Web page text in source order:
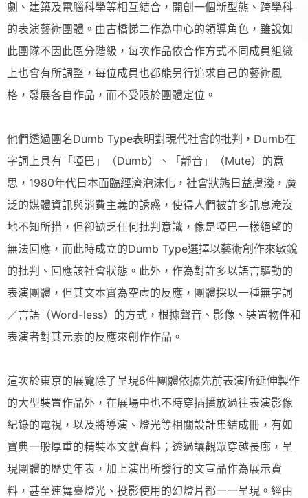
劇、建築及電腦科學等相互結合，開創一個新型態、跨學科
的表演藝術團體。由古橋悌二作為中心的領導角色，雖說如
此團隊不因此區分階級，每次作品依合作方式不同成員組織
上也會有所調整，每位成員也都能另行追求自己的藝術風
格，發展各自作品，而不受限於團體定位。
他們透過團名Dumb Type表明對現代社會的批判，Dumb在
字詞上具有「啞巴」（Dumb）、「靜音」（Mute）的意
思，1980年代日本面臨經濟泡沫化，社會狀態日益膚淺，廣
泛的媒體資訊與消費主義的誘惑，使得人們被許多訊息淹沒
地不知所措，但卻缺乏任何批判意識，像是啞巴一樣絕望的
無法回應，而此時成立的Dumb Type選擇以藝術創作來敏銳
的批判、回應該社會狀態。此外，作為對許多以語言驅動的
表演團體，但其文本實為空虛的反應，團體採以一種無字詞
／言語（Word-less）的方式，根據聲音、影像、裝置物件和
表演者對其元素的反應來創作作品。
這次於東京的展覽除了呈現6件團體依據先前表演所延伸製作
的大型裝置作品外，在展場中也不時穿插播放過往表演影像
紀錄的電視，以及將導演、燈光等相關設計集結成冊，有如
寶典一般厚重的精裝本文獻資料；透過讓觀眾穿越長廊，呈
現團體的歷史年表，加上演出所發行的文宣品作為展示資
料，甚至連舞臺燈光、投影使用的幻燈片都一一呈現。經由